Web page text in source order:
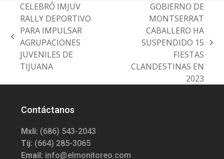
previous
post:
CELEBRÓ IMJUV
RALLY DEPORTIVO
PARA IMPULSAR
AGRUPACIONES
JUVENILES DE
TIJUANA
GOBIERNO DE
MONTSERRAT
CABALLERO HA
SUSPENDIDO 15
FIESTAS
CLANDESTINAS EN
2023
Contáctanos
Mxli: (686) 543-2043
Tij: (664) 285-3065
Email: info@elmonitoreo.com